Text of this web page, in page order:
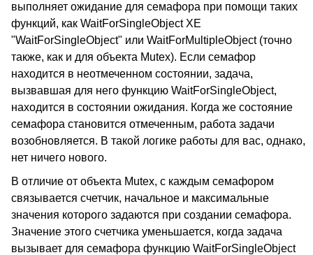
выполняет ожидание для семафора при помощи таких
функций, как WaitForSingleObject XE
"WaitForSingleObject" или WaitForMultipleObject (точно
также, как и для объекта Mutex). Если семафор
находится в неотмеченном состоянии, задача,
вызвавшая для него функцию WaitForSingleObject,
находится в состоянии ожидания. Когда же состояние
семафора становится отмеченным, работа задачи
возобновляется. В такой логике работы для вас, однако,
нет ничего нового.
В отличие от объекта Mutex, с каждым семафором
связывается счетчик, начальное и максимальные
значения которого задаются при создании семафора.
Значение этого счетчика уменьшается, когда задача
вызывает для семафора функцию WaitForSingleObject